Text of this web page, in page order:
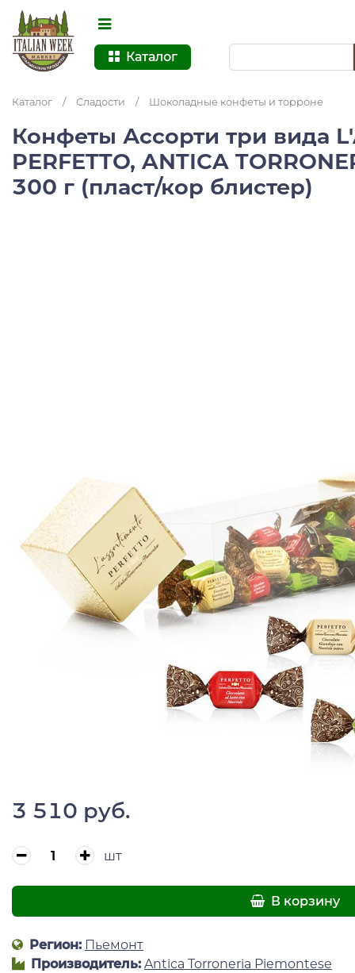
Каталог
Каталог / Сладости / Шоколадные конфеты и торроне
Конфеты Ассорти три вида
PERFETTO, ANTICA
300 г (пласт/кор блистер)
3 510 руб.
шт
В корзину
Регион: Пьемонт
Производитель: Antica Torroneria Piemontese